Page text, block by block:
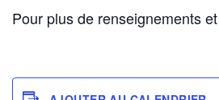
Pour plus de renseignements